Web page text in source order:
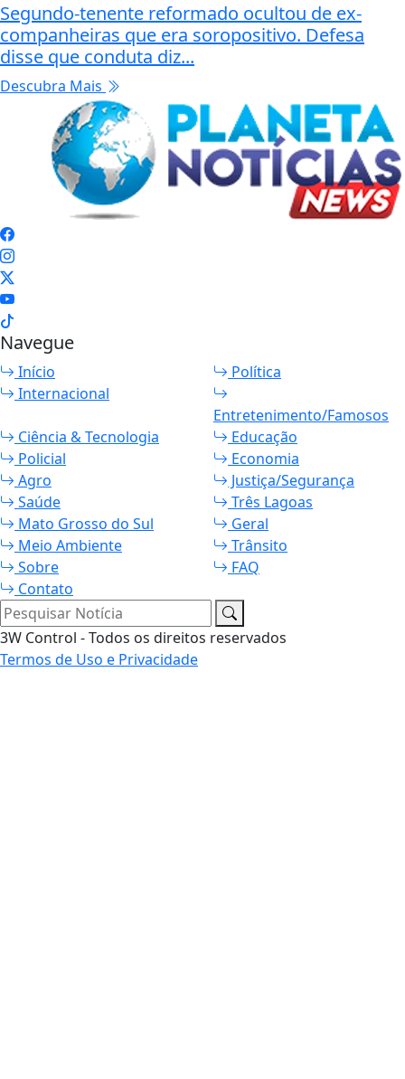
Segundo-tenente reformado ocultou de ex-
companheiras que era soropositivo. Defesa
disse que conduta diz...
Descubra Mais
Navegue
Início
Política
Internacional
Entretenimento/Famosos
Ciência & Tecnologia
Educação
Policial
Economia
Agro
Justiça/Segurança
Saúde
Três Lagoas
Mato Grosso do Sul
Geral
Meio Ambiente
Trânsito
Sobre
FAQ
Contato
Pesquisar Notícia
3W Control - Todos os direitos reservados
Termos de Uso e Privacidade